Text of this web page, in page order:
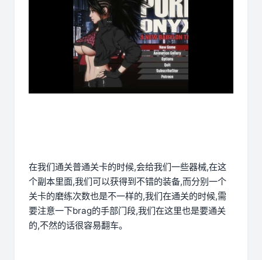
在我们通关普通关卡的时候,会给我们一些器械,在这
个副本里面,我们可以获得到不错的装备,而分别一个
关卡的磨练次数也是不一样的,我们在通关的时候,需
要注意一下brag的手部门段,我们在这里也是要通关
的,不然的话很容易翻车。